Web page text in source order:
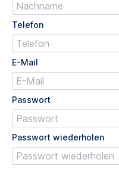
Telefon
E-Mail
Passwort
Passwort wiederholen